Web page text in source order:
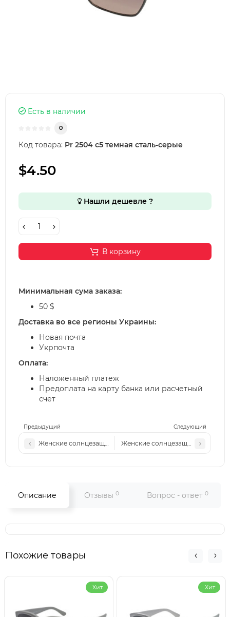
Предыдущий Следующий
Женские солнцезащитные очки Pr 2504 c6 светлая сталь-
Женские солнцезащитные очки
Есть в наличии
0
Код товара: Pr 2504 c5 темная сталь-серые
$4.50
Нашли дешевле ?
В корзину
Минимальная сума заказа:
50 $
Доставка во все регионы Украины:
Новая почта
Укрпочта
Оплата:
Наложенный платеж
Предоплата на карту банка или расчетный
счет
Описание Отзывы 0 Вопрос - ответ 0
Похожие товары
Хит Хит